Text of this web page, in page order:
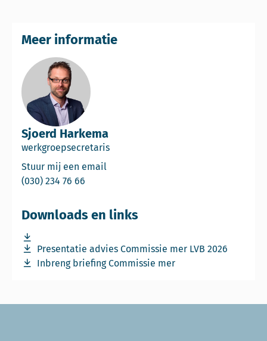
Sjoerd Harkema
werkgroepsecretaris
Stuur mij een email
(030) 234 76 66
Meer informatie
Downloads en links
Download bestand Inbreng-Commissie-mer-4-juni-
Presentatie advies Commissie mer LVB 2026
Download bestand Presentatie-advies-over-MER-LVB-
Inbreng briefing Commissie mer
Download bestand Inbreng-Commissie-mer-4-juni-